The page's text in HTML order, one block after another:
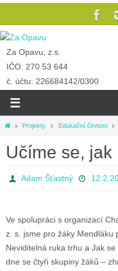
Za Opavu, z.s.
IČO: 270 53 644
č. účtu: 226684142/0300
Projekty Edukační činnost
Učíme se,
Adam Šťastný
Ve spolupráci s organizací
z. s. jsme pro žáky Mendláku
Neviditelná ruka trhu a Jak
dne se čtyři skupiny žáků –